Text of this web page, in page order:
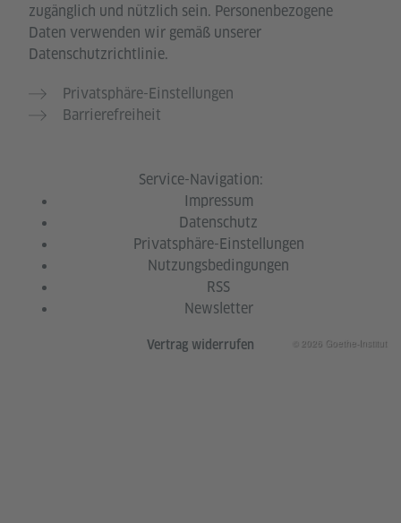
zugänglich und nützlich sein. Personenbezogene
Daten verwenden wir gemäß unserer
Datenschutzrichtlinie.
Privatsphäre-Einstellungen
Barrierefreiheit
Service-Navigation:
© 2026 Goethe-Institut
Impressum
Datenschutz
Privatsphäre-Einstellungen
Nutzungsbedingungen
RSS
Newsletter
Vertrag widerrufen